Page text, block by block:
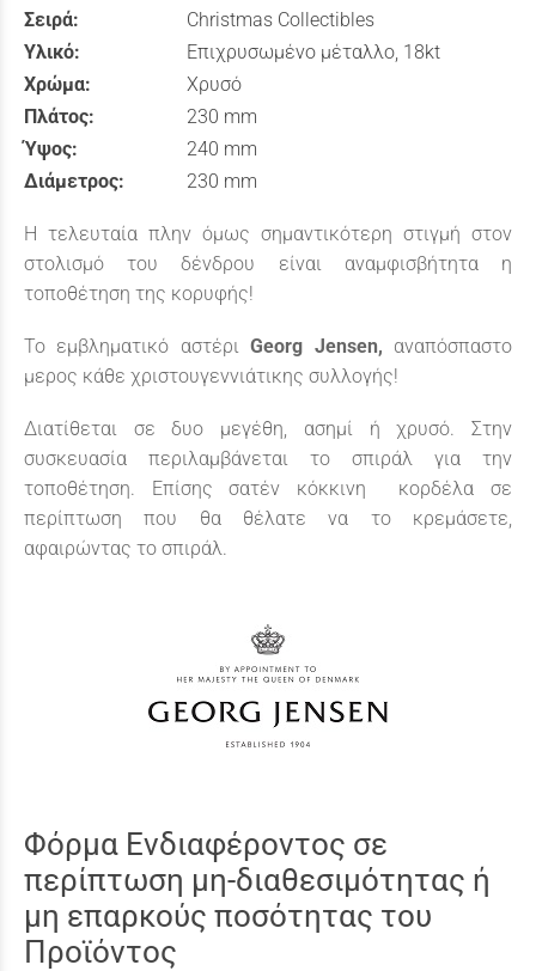
Σειρά:
Christmas Collectibles
Υλικό:
Επιχρυσωμένο μέταλλο, 18kt
Χρώμα:
Χρυσό
Πλάτος:
230 mm
Ύψος:
240 mm
Διάμετρος:
230 mm
Η τελευταία πλην όμως σημαντικότερη στιγμή στον
στολισμό του δένδρου είναι αναμφισβήτητα η
τοποθέτηση της κορυφής!
To εμβληματικό αστέριGeorg Jensen, αναπόσπαστο
μερος κάθε χριστουγεννιάτικης συλλογής!
Διατίθεται σε δυο μεγέθη, ασημί ή χρυσό. Στην
συσκευασία περιλαμβάνεται το σπιράλ για την
τοποθέτηση. Επίσης σατέν κόκκινη κορδέλα σε
περίπτωση που θα θέλατε να το κρεμάσετε,
αφαιρώντας το σπιράλ.
Φόρμα Ενδιαφέροντος σε
περίπτωση μη-διαθεσιμότητας ή
μη επαρκούς ποσότητας του
Προϊόντος